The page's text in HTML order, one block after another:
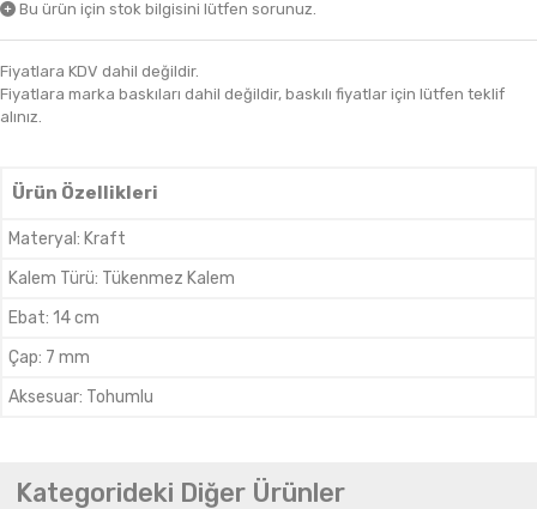
Bu ürün için stok bilgisini lütfen sorunuz.
Fiyatlara KDV dahil değildir.
Fiyatlara marka baskıları dahil değildir, baskılı fiyatlar için lütfen teklif
alınız.
Ürün Özellikleri
Materyal : Kraft
Kalem Türü: Tükenmez Kalem
Ebat: 14 cm
Çap: 7 mm
Aksesuar: Tohumlu
Kategorideki Diğer Ürünler